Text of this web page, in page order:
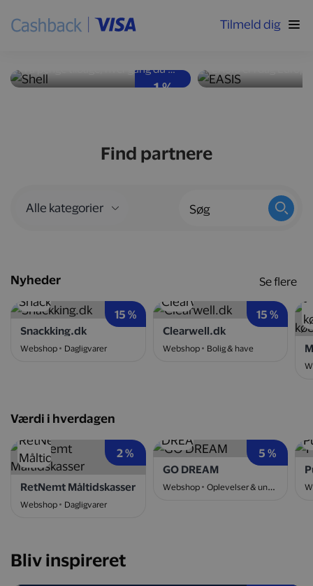
Tilmeld dig
1 %
Høj ydeevne og god
Få penge tilbage, hver gang du tanker bilen op hos Shell-stationer landet over.
Nyd velsmag
Find partnere
Nyheder
15 %
Snackking.dk
Webshop Dagligvarer
15 %
Clearwell.dk
Webshop
Bolig & have
Se flere
Værdi i hverdagen
2 %
RetNemt Måltidskasser
Webshop Dagligvarer
5 %
GO DREAM
Webshop Oplevelser & underholdning
Bliv inspireret